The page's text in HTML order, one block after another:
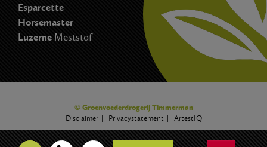
Esparcette
Horsemaster
Luzerne Meststof
© Groenvoederdrogerij Timmerman
Disclaimer
Privacystatement ArtestIQ